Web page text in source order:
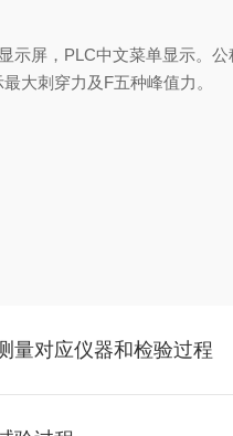
示屏，PLC中文菜单显示。
大刺穿力及F五种峰值力。
量对应仪器和检验过程